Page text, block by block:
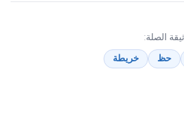
الصلة:
حظ خريطة